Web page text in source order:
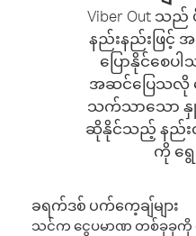
Viber Out
နည်းနည်းဖြင့် အ
ပြောနိုင်စေ
အဆင်ပြေသလို ပ
သက်သာသော နှုန်း
ဆိုနိုင်သည့် နည်း
ကို ရွေ
ခရက်ဒစ် ပက်ကေ့ချ်များ
သင်က ငွေပမာဏ တစ်ခုခုကို